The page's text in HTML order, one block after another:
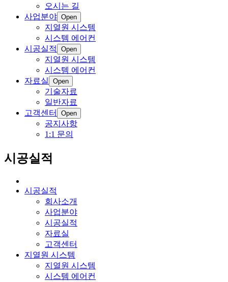
오시는 길
사업분야 Open
지열원 시스템
시스템 에어컨
시공실적
Open
지열원 시스템
시스템 에어컨
자료실
Open
기술자료
일반자료
고객센터
Open
공지사항
1:1 문의
시공실적
시공실적
회사소개
사업분야
시공실적
자료실
고객센터
지열원 시스템
지열원 시스템
시스템 에어컨